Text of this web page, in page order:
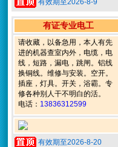
有证专业电工
请收藏，以备急用，本人有先
进的机器查室内外，电缆，电
线，短路，漏电，跳闸。铝线
换铜线。维修与安装。空开。
插座，灯具。开关，浴霸。专
修各种别人干不明白的活。
电话： 13836312599
有效期至2026-8-20